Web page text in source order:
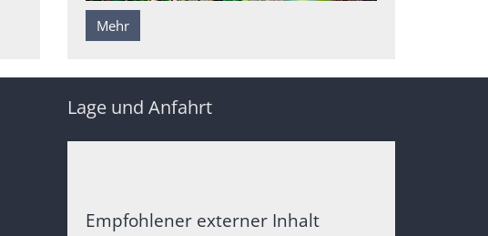
Mehr
Lage und Anfahrt
Empfohlener externer Inhalt